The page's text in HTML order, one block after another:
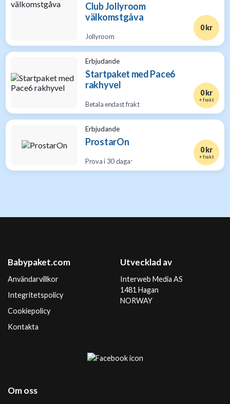
Club Jollyroom
välkomstgåva
Jollyroom
0 kr
Erbjudande
Startpaket med Pace6
rakhyvel
Betala endast frakt
0 kr
+ frakt
Erbjudande
ProstarOn
Prova i 30 dagar
0 kr
+ frakt
Babypaket.com
Användarvillkor
Integritetspolicy
Cookiepolicy
Kontakta
Utvecklad av
Interweb Media AS
1481 Hagan
NORWAY
Om oss